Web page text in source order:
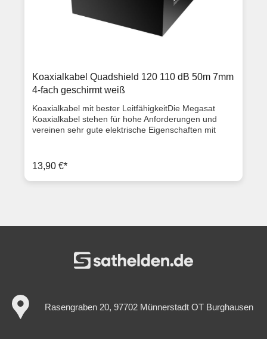
2x kaschiert Geflecht: 1x 48 x 0,12 al Impedanz: 75 Ω
TÜV geprüft ISO 9001 RoHS-conform Meteraufdruck
auf dem Kabel Kabellänge: 500 m Farbe: weiß
Dämpfung bei 20° C auf 100 m bei 800 MHz: 20 dB
Koaxialkabel Quadshield 120 110 dB 50m 7mm
4-fach geschirmt weiß
Koaxialkabel mit bester LeitfähigkeitDie Megasat
Koaxialkabel stehen für hohe Anforderungen und
vereinen sehr gute elektrische Eigenschaften mit
durch internationale Standards wie Qualität,
Sicherheit, die Verwendung umweltfreundlicher
Materialien, um die Erwartungen des Kunden gerecht
und übersichtliche Abtrennung von Meterware
Außenleiterdurchmesser: 5,5 mm
Isolationsdurchmesser: 4,3 mm
TÜV geprüft ISO 9001 RoHS-conform Meteraufdruck
auf dem Kabel Kabellänge: 50 m Inklusive F-Stecker
13,90 €*
Rasengraben 20, 97702 Münnerstadt OT Burghausen